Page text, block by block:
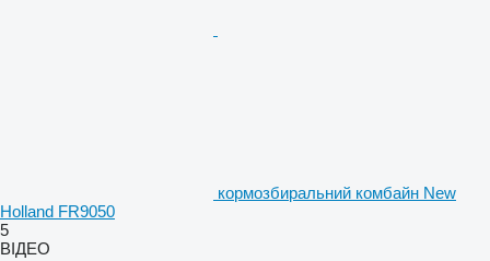
кормозбиральний комбайн New
Holland FR9050
5
ВІДЕО